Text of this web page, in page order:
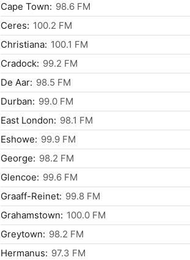
Cape Town: 98.6 FM
Ceres: 100.2 FM
Christiana: 100.1 FM
Cradock: 99.2 FM
De Aar: 98.5 FM
Durban: 99.0 FM
East London: 98.1 FM
Eshowe: 99.9 FM
George: 98.2 FM
Glencoe: 99.6 FM
Graaff-Reinet: 99.8 FM
Grahamstown: 100.0 FM
Greytown: 98.2 FM
Hermanus: 97.3 FM